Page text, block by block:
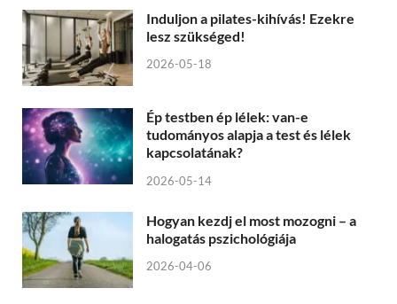
Induljon a pilates-kihívás! Ezekre
lesz szükséged!
2026-05-18
Ép testben ép lélek: van-e
tudományos alapja a test és lélek
kapcsolatának?
2026-05-14
Hogyan kezdj el most mozogni – a
halogatás pszichológiája
2026-04-06